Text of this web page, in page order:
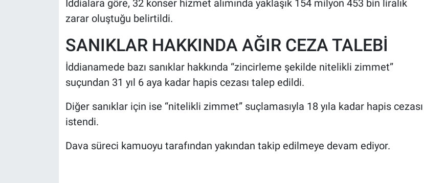
İddialara göre, 32 konser hizmet alımında yaklaşık 154 milyon 453 bin liralık
zarar oluştuğu belirtildi.
SANIKLAR HAKKINDA AĞIR CEZA TALEBİ
İddianamede bazı sanıklar hakkında “zincirleme şekilde nitelikli zimmet”
suçundan 31 yıl 6 aya kadar hapis cezası talep edildi.
Diğer sanıklar için ise “nitelikli zimmet” suçlamasıyla 18 yıla kadar hapis cezası
istendi.
Dava süreci kamuoyu tarafından yakından takip edilmeye devam ediyor.